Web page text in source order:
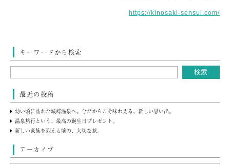
https://kinosaki-sensui.com/
キーワードから検索
最近の投稿
幼い頃に訪れた城崎温泉へ。今だからこそ味わえる、新しい思い出。
温泉旅行という、最高の誕生日プレゼント。
新しい家族を迎える前の、大切な旅。
アーカイブ